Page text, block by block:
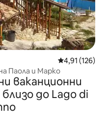
Средна
4,91 (126)
Паола и Марко
ваканционни
до Lago di